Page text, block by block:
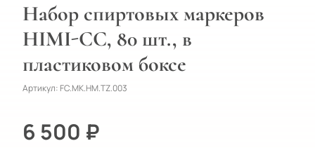
Набор спиртовых маркеров
HIMI-CC, 80 шт., в
пластиковом боксе
Артикул: FC.MK.HM.TZ.003
6 500 ₽